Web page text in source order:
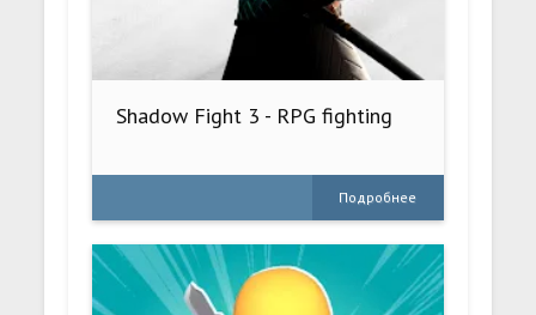
Shadow Fight 3 - RPG fighting
Подробнее